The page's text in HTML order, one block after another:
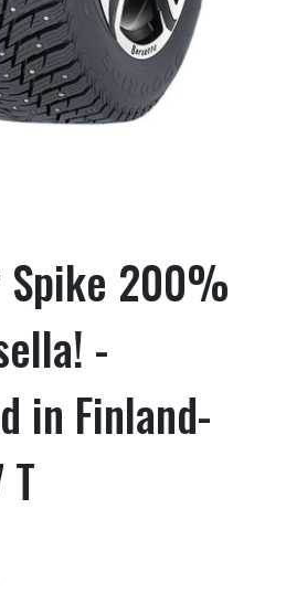
200%
-
in Finland-